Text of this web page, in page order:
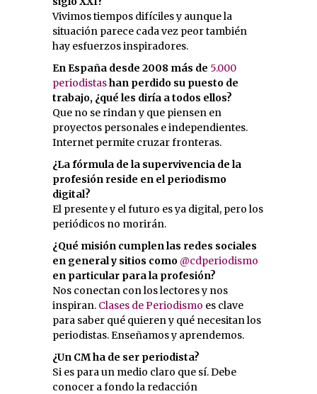
Vivimos tiempos difíciles y aunque la
situación parece cada vez peor también
hay esfuerzos inspiradores.
En España desde 2008 más de 5.000
periodistashan perdido su puesto de
trabajo, ¿qué les diría a todos ellos?
Que no se rindan y que piensen en
proyectos personales e independientes.
Internet permite cruzar fronteras.
¿La fórmula de la supervivencia de la
profesión reside en el periodismo
digital?
El presente y el futuro es ya digital, pero los
periódicos no morirán.
¿Qué misión cumplen las redes sociales
en general y sitios como @cdperiodismo
en particular para la profesión?
Nos conectan con los lectores y nos
inspiran. Clases de Periodismo es clave
para saber qué quieren y qué necesitan los
periodistas. Enseñamos y aprendemos.
¿Un CM ha de ser periodista?
Si es para un medio claro que sí. Debe
conocer a fondo la redacción